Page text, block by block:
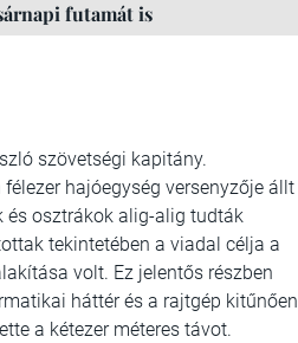
futamát is
szövetségi kapitány.
hajóegység versenyzője állt
és osztrákok alig-alig tudták
tekintetében a viadal célja a
volt. Ez jelentős részben
háttér és a rajtgép kitűnően
a kétezer méteres távot.